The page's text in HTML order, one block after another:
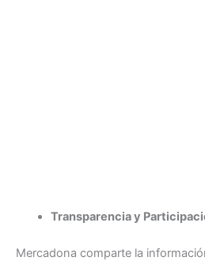
Transparencia y
Mercadona comparte la